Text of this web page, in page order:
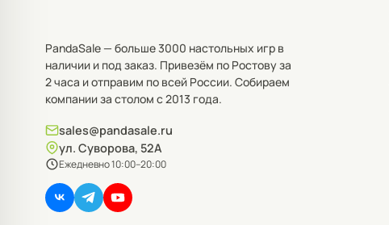
PandaSale — больше 3000 настольных игр в
наличии и под заказ. Привезём по Ростову за
2 часа и отправим по всей России. Собираем
компании за столом с 2013 года.
sales@pandasale.ru
ул. Суворова, 52А
Ежедневно 10:00–20:00